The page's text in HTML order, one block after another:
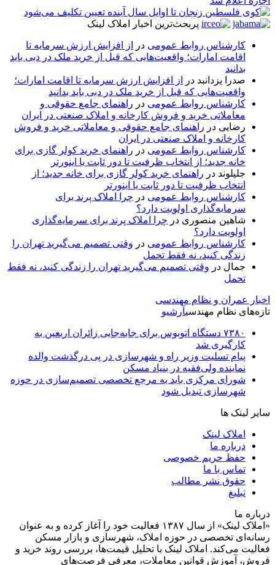
پربحث‌ترین اخبار املاک لینک
کارشناس روابط عمومی در
از افزایش ارزش سرمایه تا
اقامت امارات؛ واقعیت‌هایی که قبل از خرید ملک در دبی باید
بدانید
صدرا یزدانبد در
از افزایش ارزش سرمایه تا اقامت امارات؛
واقعیت‌هایی که قبل از خرید ملک در دبی باید بدانید
کارشناس روابط عمومی در راهنمای جامع حقوقی و
معاملاتی خرید و فروش کارخانه و املاک صنعتی در ایران
رضایی در راهنمای جامع حقوقی و معاملاتی خرید و فروش
کارخانه و املاک صنعتی در ایران
کارشناس روابط عمومی در راهنمای خرید کولر گازی برای
خانه جدید؛ از انتخاب ظرفیت تا دور ثابت یا اینورتر
جلیلوند در راهنمای خرید کولر گازی برای خانه جدید؛ از
انتخاب ظرفیت تا دور ثابت یا اینورتر
کارشناس روابط عمومی در چرا املاک پرند برای
سرمایه‌گذاری اولویت دارد؟
شاهین منصوری در چرا املاک پرند برای سرمایه‌گذاری
اولویت دارد؟
کارشناس روابط عمومی در وقتی تصمیم می‌گیرید تهران را
زندگی کنید، نه فقط تحمل
جمال در وقتی تصمیم می‌گیرید تهران را زندگی کنید، نه فقط
تحمل
اخبار عمران و نظام مهندسی
تازه‌های نظام مهندسیآرشیو
۷۳۸۰ دستگاه اتوبوس برای جابه‌جایی زائران اربعین به‌
کارگیری شد
پیام تسلیت وزیر راه و شهرسازی در پی درگذشت والده
نماینده ولی‌فقیه در بنیاد مسکن
شورای مرکزی باید به مرجع تخصصی تصمیم‌سازی در حوزه
شهرسازی تبدیل شود
سایر لینک ها
املاک لینک
درباره ما
حفظ حریم خصوصی
تماس با ما
حقوق نشر مطالب
تبلیغ
درباره ما
«املاک لینک» از سال ۱۳۸۷ فعالیت خود را آغاز کرده و به عنوان
رسانه‌ای تخصصی در حوزه املاک، شهرسازی و بازار مسکن
فعالیت می‌کند. املاک لینک با تحلیل قیمت‌ها، بررسی روند خرید و
فروش، آموزش قوانین معاملات، معرفی فرصت‌های